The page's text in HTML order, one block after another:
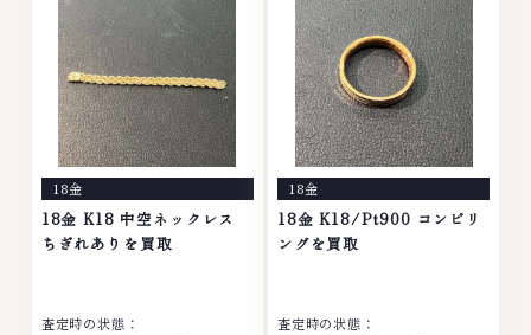
お任せください...
のことなら、お任...
18金
18金 K18 中空ネックレス
ちぎれありを買取
査定時の状態：
18金
18金 K18/Pt900 コンビリ
ングを買取
査定時の状態：